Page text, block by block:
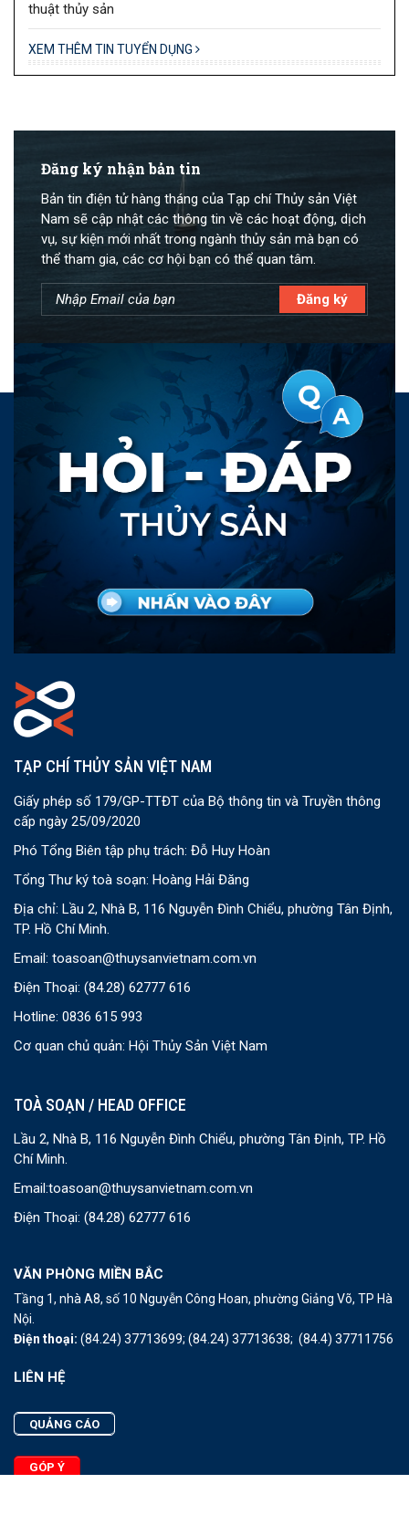
thuật thủy sản
XEM THÊM TIN TUYỂN DỤNG
Đăng ký nhận bản tin
Bản tin điện tử hàng tháng của Tạp chí Thủy sản Việt
Nam sẽ cập nhật các thông tin về các hoạt động, dịch
vụ, sự kiện mới nhất trong ngành thủy sản mà bạn có
thể tham gia, các cơ hội bạn có thể quan tâm.
TẠP CHÍ THỦY SẢN VIỆT NAM
Giấy phép số 179/GP-TTĐT của Bộ thông tin và Truyền thông
cấp ngày 25/09/2020
Phó Tổng Biên tập phụ trách: Đỗ Huy Hoàn
Tổng Thư ký toà soạn: Hoàng Hải Đăng
Địa chỉ: Lầu 2, Nhà B, 116 Nguyễn Đình Chiểu, phường Tân Định,
TP. Hồ Chí Minh.
Email: toasoan@thuysanvietnam.com.vn
Điện Thoại: (84.28) 62777 616
Hotline: 0836 615 993
Cơ quan chủ quản: Hội Thủy Sản Việt Nam
TOÀ SOẠN / HEAD OFFICE
Lầu 2, Nhà B, 116 Nguyễn Đình Chiểu, phường Tân Định, TP. Hồ
Chí Minh.
Email:toasoan@thuysanvietnam.com.vn
Điện Thoại: (84.28) 62777 616
VĂN PHÒNG MIỀN BẮC
Tầng 1, nhà A8, số 10 Nguyễn Công Hoan, phường Giảng Võ, TP Hà
Nội.
Điện thoại: (84.24) 37713699; (84.24) 37713638; (84.4) 37711756
LIÊN HỆ
QUẢNG CÁO
GÓP Ý